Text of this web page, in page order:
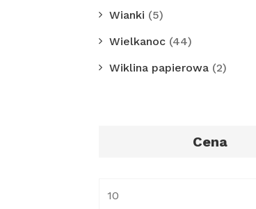
Wianki (5)
Wielkanoc (44)
Wiklina papierowa (2)
Cena